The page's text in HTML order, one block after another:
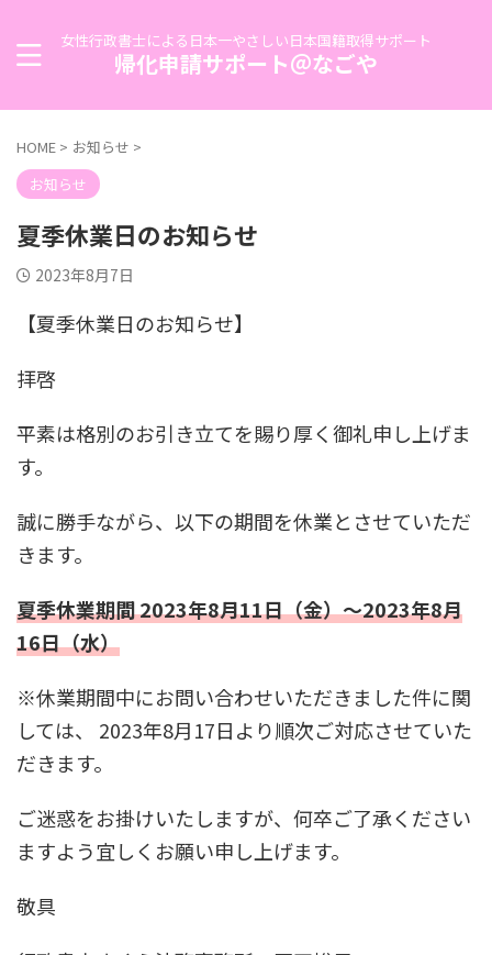
女性行政書士による日本一やさしい日本国籍取得サポート
帰化申請サポート＠なごや
HOME > お知らせ >
お知らせ
夏季休業日のお知らせ
2023年8月7日
【夏季休業日のお知らせ】
拝啓
平素は格別のお引き立てを賜り厚く御礼申し上げま
す。
誠に勝手ながら、以下の期間を休業とさせていただ
きます。
夏季休業期間 2023年8月11日（金）～2023年8月
16日（水）
※休業期間中にお問い合わせいただきました件に関
しては、 2023年8月17日より順次ご対応させていた
だきます。
ご迷惑をお掛けいたしますが、何卒ご了承ください
ますよう宜しくお願い申し上げます。
敬具